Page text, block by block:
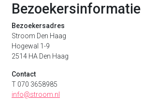
Bezoekersinformatie
Bezoekersadres
Stroom Den Haag
Hogewal 1-9
2514 HA Den Haag
Contact
T 070 3658985
info@stroom.nl